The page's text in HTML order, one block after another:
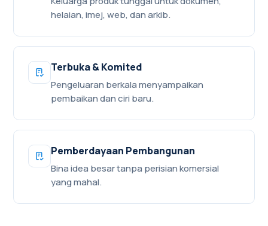
helaian, imej, web, dan arkib.
Terbuka & Komited
Pengeluaran berkala menyampaikan
pembaikan dan ciri baru.
Pemberdayaan Pembangunan
Bina idea besar tanpa perisian komersial
yang mahal.